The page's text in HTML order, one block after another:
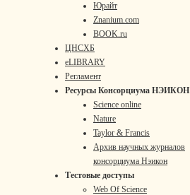
Юрайт
Znanium.com
BOOK.ru
ЦНСХБ
eLIBRARY
Регламент
Ресурсы Консорциума НЭИКОН
Science online
Nature
Taylor & Francis
Архив научных журналов
консорциума Нэикон
Тестовые доступы
Web Of Science